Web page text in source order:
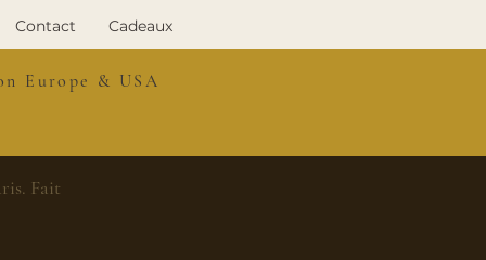
Contact Cadeaux
Europe & USA
Fait